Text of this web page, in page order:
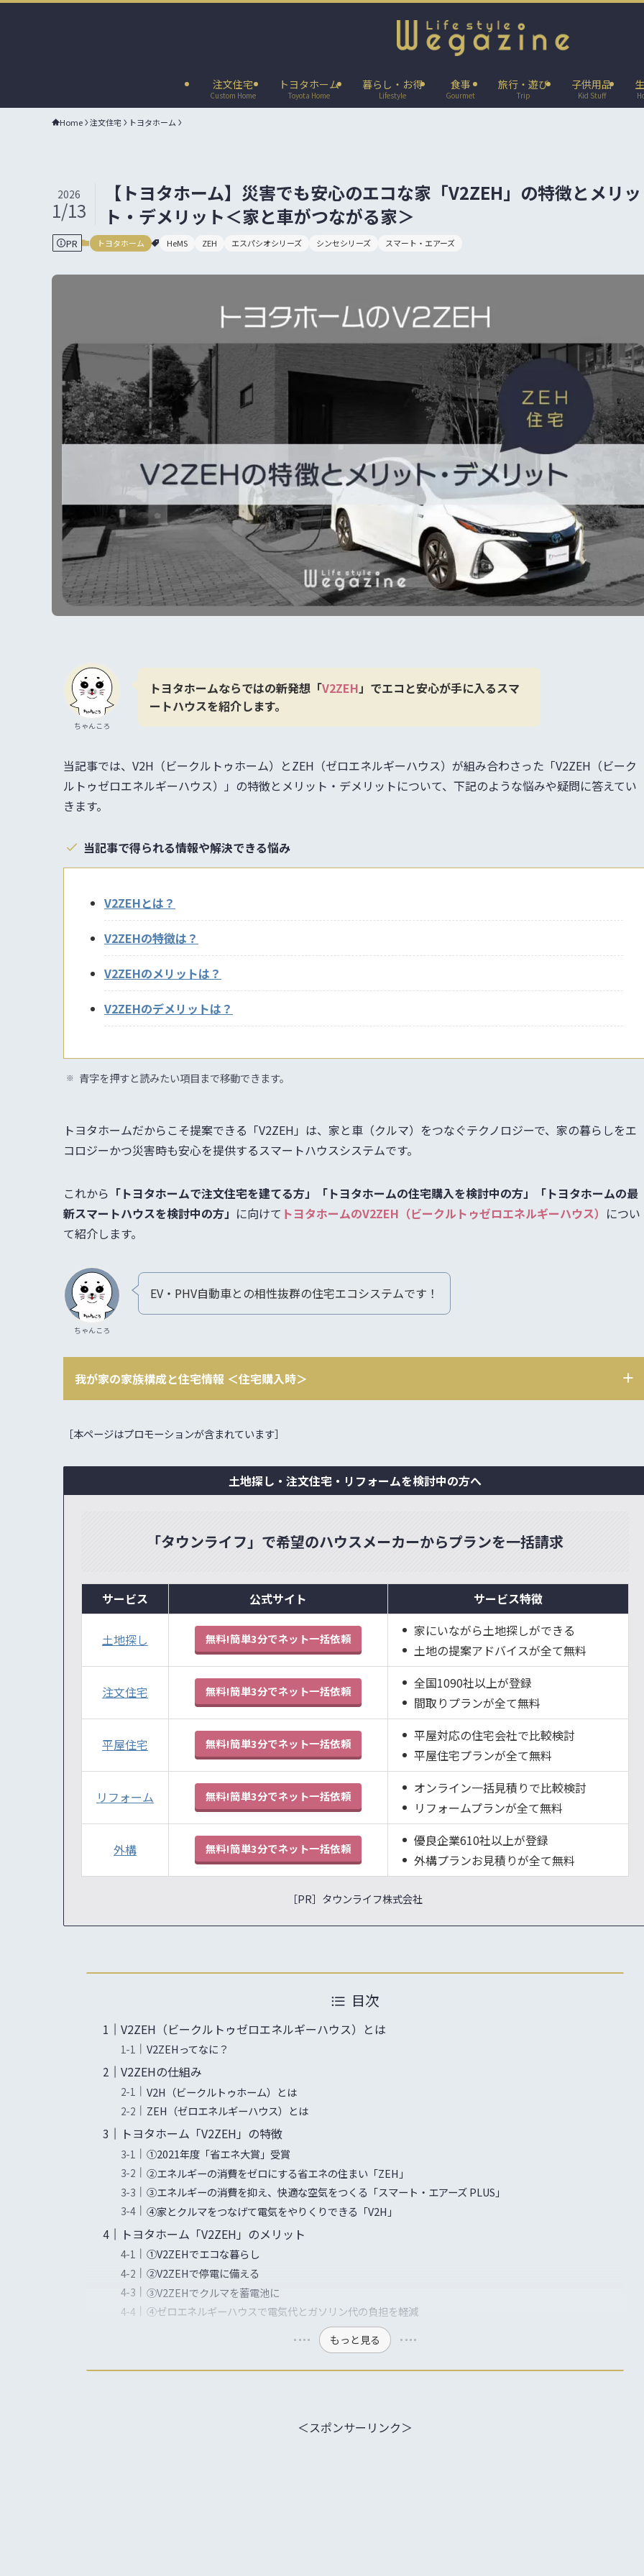
注文住宅
Custom Home
トヨタホーム
Toyota Home
暮らし・お得
Lifestyle
食事
Gourmet
旅行・遊び
Trip
子供用品
Kid Stuff
Home 注文住宅 トヨタホーム
【トヨタホーム】災害でも安心のエコな家「V2ZEH」の特徴とメリッ
ト・デメリット＜家と車がつながる家＞
2026
1/13
PR トヨタホーム HeMS ZEH エスパシオシリーズ シンセシリーズ スマート・エアーズ
ちゃんころ
トヨタホームならではの新発想「V2ZEH」でエコと安心が手に入るスマ
ートハウスを紹介します。
当記事では、V2H（ビークルトゥホーム）とZEH（ゼロエネルギーハウス）が組み合わさった「V2ZEH（ビーク
ルトゥゼロエネルギーハウス）」の特徴とメリット・デメリットについて、下記のような悩みや疑問に答えてい
きます。
当記事で得られる情報や解決できる悩み
V2ZEHとは？
V2ZEHの特徴は？
V2ZEHのメリットは？
V2ZEHのデメリットは？
青字を押すと読みたい項目まで移動できます。
トヨタホームだからこそ提案できる「V2ZEH」は、家と車（クルマ）をつなぐテクノロジーで、家の暮らしをエ
コロジーかつ災害時も安心を提供するスマートハウスシステムです。
これから 「トヨタホームで注文住宅を建てる方」「トヨタホームの住宅購入を検討中の方」「トヨタホームの最
新スマートハウスを検討中の方」 に向けて トヨタホームのV2ZEH（ビークルトゥゼロエネルギーハウス） につい
て紹介します。
ちゃんころ
EV・PHV自動車との相性抜群の住宅エコシステムです！
我が家の家族構成と住宅情報 ＜住宅購入時＞
［本ページはプロモーションが含まれています］
土地探し・注文住宅・リフォームを検討中の方へ
「タウンライフ」で希望のハウスメーカーからプランを一括請求
サービス 公式サイト サービス特徴
土地探し 無料!簡単3分でネット一括依頼
家にいながら土地探しができる
土地の提案アドバイスが全て無料
注文住宅 無料!簡単3分でネット一括依頼
全国1090社以上が登録
間取りプランが全て無料
平屋住宅 無料!簡単3分でネット一括依頼
平屋対応の住宅会社で比較検討
平屋住宅プランが全て無料
リフォーム 無料!簡単3分でネット一括依頼
オンライン一括見積りで比較検討
リフォームプランが全て無料
外構 無料!簡単3分でネット一括依頼
優良企業610社以上が登録
外構プランお見積りが全て無料
［PR］タウンライフ株式会社
目次
V2ZEH（ビークルトゥゼロエネルギーハウス）とは
V2ZEHってなに？
V2ZEHの仕組み
V2H（ビークルトゥホーム）とは
ZEH（ゼロエネルギーハウス）とは
トヨタホーム「V2ZEH」の特徴
①2021年度「省エネ大賞」受賞
②エネルギーの消費をゼロにする省エネの住まい「ZEH」
③エネルギーの消費を抑え、快適な空気をつくる「スマート・エアーズ PLUS」
④家とクルマをつなげて電気をやりくりできる「V2H」
トヨタホーム「V2ZEH」のメリット
①V2ZEHでエコな暮らし
②V2ZEHで停電に備える
③V2ZEHでクルマを蓄電池に
④ゼロエネルギーハウスで電気代とガソリン代の負担を軽減
もっと見る
＜スポンサーリンク＞